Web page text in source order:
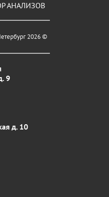
АНАЛИЗОВ
2026 ©
9
д. 10